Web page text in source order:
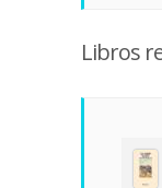
Libros